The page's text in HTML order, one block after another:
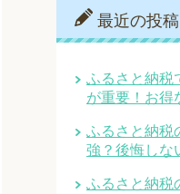
最近の投稿
ふるさと納税
が重要！お得
ふるさと納税
強？後悔しな
ふるさと納税